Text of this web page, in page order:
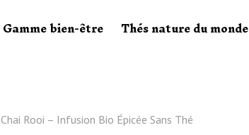
Gamme bien-être Thés nature du monde
Chai Rooi – Infusion Bio Épicée Sans Thé